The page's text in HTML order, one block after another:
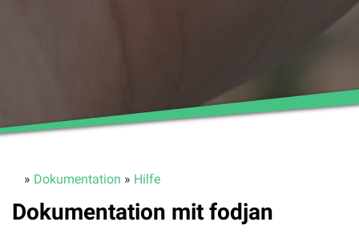
» Dokumentation » Hilfe
Dokumentation mit fodjan